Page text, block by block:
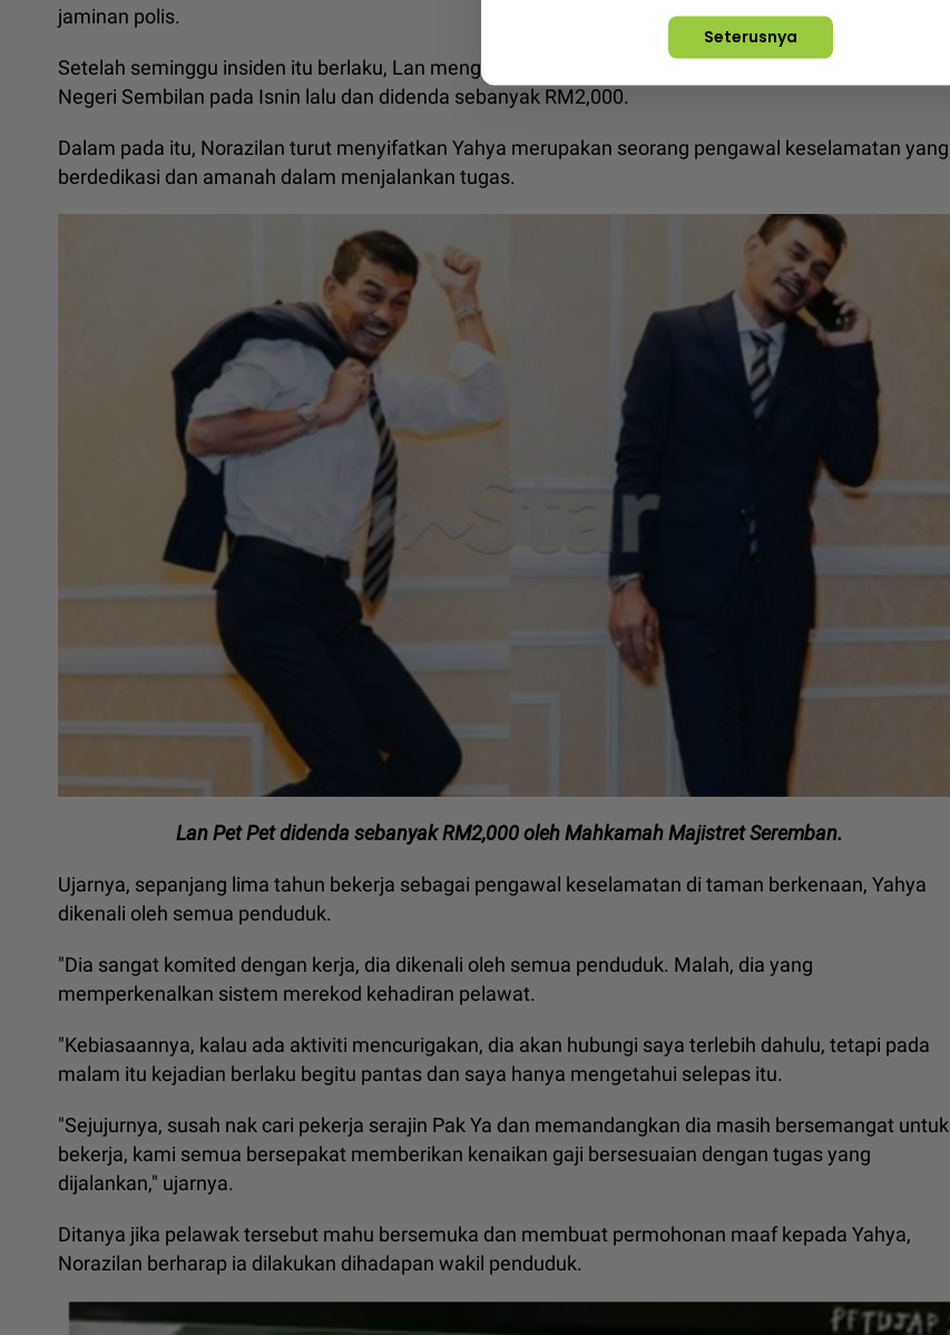
jaminan polis.
Setelah seminggu insiden itu berlaku, Lan mengaku bersalah di Mahkamah Majistret Seremban,
Negeri Sembilan pada Isnin lalu dan didenda sebanyak RM2,000.
Dalam pada itu, Norazilan turut menyifatkan Yahya merupakan seorang pengawal keselamatan yang
berdedikasi dan amanah dalam menjalankan tugas.
Lan Pet Pet didenda sebanyak RM2,000 oleh Mahkamah Majistret Seremban.
Ujarnya, sepanjang lima tahun bekerja sebagai pengawal keselamatan di taman berkenaan, Yahya
dikenali oleh semua penduduk.
"Dia sangat komited dengan kerja, dia dikenali oleh semua penduduk. Malah, dia yang
memperkenalkan sistem merekod kehadiran pelawat.
"Kebiasaannya, kalau ada aktiviti mencurigakan, dia akan hubungi saya terlebih dahulu, tetapi pada
malam itu kejadian berlaku begitu pantas dan saya hanya mengetahui selepas itu.
"Sejujurnya, susah nak cari pekerja serajin Pak Ya dan memandangkan dia masih bersemangat untuk
bekerja, kami semua bersepakat memberikan kenaikan gaji bersesuaian dengan tugas yang
dijalankan," ujarnya.
Ditanya jika pelawak tersebut mahu bersemuka dan membuat permohonan maaf kepada Yahya,
Norazilan berharap ia dilakukan dihadapan wakil penduduk.
Seterusnya